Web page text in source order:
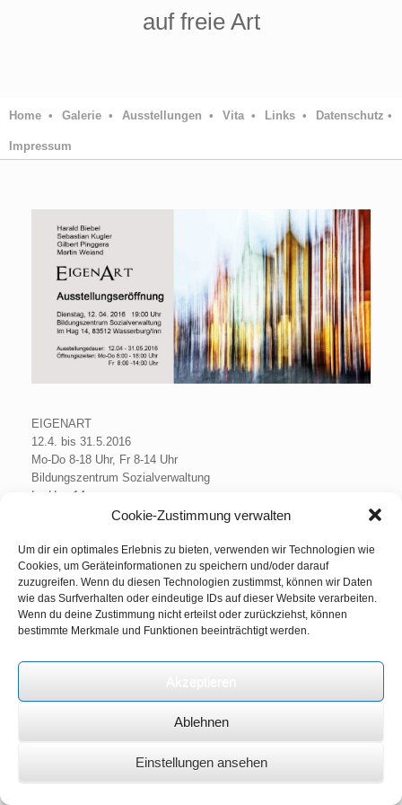
Cookie-Zustimmung verwalten
Um dir ein optimales Erlebnis zu bieten, verwenden wir Technologien wie
Cookies, um Geräteinformationen zu speichern und/oder darauf
zuzugreifen. Wenn du diesen Technologien zustimmst, können wir Daten
wie das Surfverhalten oder eindeutige IDs auf dieser Website verarbeiten.
Wenn du deine Zustimmung nicht erteilst oder zurückziehst, können
bestimmte Merkmale und Funktionen beeinträchtigt werden.
Ablehnen
Einstellungen ansehen
auf freie Art
Home • Galerie • Ausstellungen • Vita • Links • Datenschutz •
Impressum
EIGENART
12.4. bis 31.5.2016
Mo-Do 8-18 Uhr, Fr 8-14 Uhr
Bildungszentrum Sozialverwaltung
Im Hag 14
83512 Wasserburg
Vernissage Dienstag, 12.4. 19 Uhr